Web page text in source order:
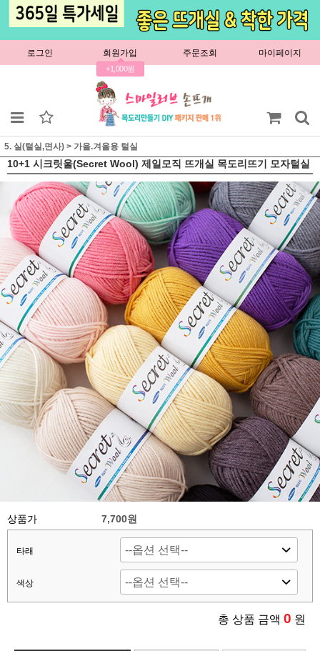
로그인 회원가입
+1,000원
주문조회 마이페이지
5. 실(털실,면사) > 가을.겨울용 털실
10+1 시크릿울(Secret Wool) 제일모직 뜨개실 목도리뜨기 모자털실
상품가 7,700원
타래
색상
총 상품 금액 0 원